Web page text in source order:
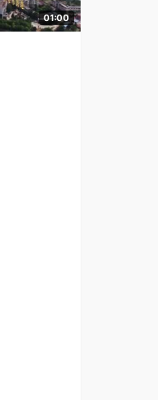
01:00